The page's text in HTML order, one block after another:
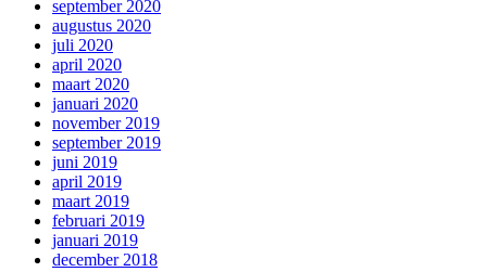
september 2020
augustus 2020
juli 2020
april 2020
maart 2020
januari 2020
november 2019
september 2019
juni 2019
april 2019
maart 2019
februari 2019
januari 2019
december 2018